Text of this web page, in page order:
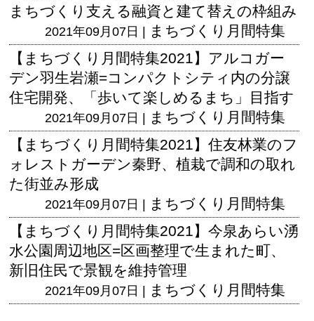
まちづくり支える融資と建て替えの枠組み
2021年09月07日 | まちづくり月間特集
【まちづくり月間特集2021】アルコガー
デン羽生岩瀬=コンパクトシティ内の分譲
住宅開発、「歩いて楽しめるまち」目指す
2021年09月07日 | まちづくり月間特集
【まちづくり月間特集2021】住友林業のフ
ォレストガーデン秦野、植栽で調和の取れ
た街並み形成
2021年09月07日 | まちづくり月間特集
【まちづくり月間特集2021】今泉あらい湧
水公園周辺地区=区画整理で生まれた町、
新旧住民で景観を維持管理
2021年09月07日 | まちづくり月間特集